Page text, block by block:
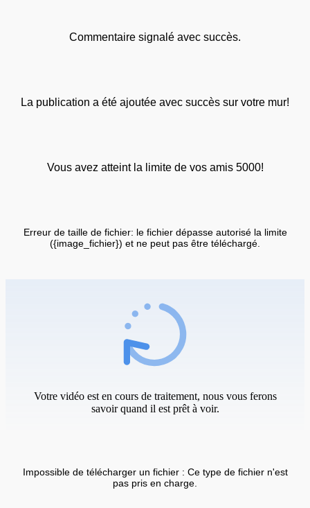
Commentaire signalé avec succès.
La publication a été ajoutée avec succès sur votre mur!
Vous avez atteint la limite de vos amis 5000!
Erreur de taille de fichier: le fichier dépasse autorisé la limite
({image_fichier}) et ne peut pas être téléchargé.
Votre vidéo est en cours de traitement, nous vous ferons
savoir quand il est prêt à voir.
Impossible de télécharger un fichier : Ce type de fichier n'est
pas pris en charge.